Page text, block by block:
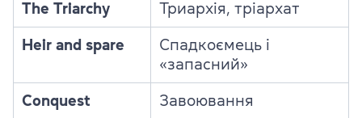
The Triarchy Триархія, тріархат
Heir and spare
Спадкоємець і
«запасний»
Conquest Завоювання